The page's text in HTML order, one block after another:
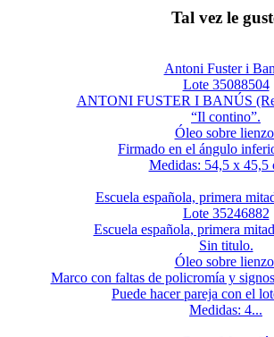
Tal vez le
Antoni Fuster i
Lote 35088504
ANTONI FUSTER I BANÚS
“Il contino”.
Óleo sobre
Firmado en el ángulo
Medidas: 54,5 x 45,5
Escuela española, primera
Lote 35246882
Escuela española, primera
Sin titulo.
Óleo sobre
Marco con faltas de policromía y
Puede hacer pareja con el
Medidas: 4...